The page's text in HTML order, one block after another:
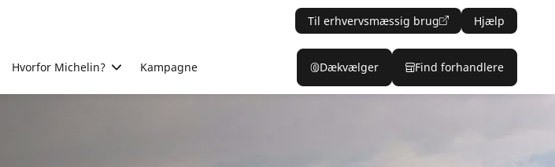
Til erhvervsmæssig brug Hjælp
Hvorfor Michelin? Kampagne Dækvælger Find forhandlere